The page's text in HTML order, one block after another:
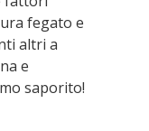
fegato e
altri a
e
saporito!